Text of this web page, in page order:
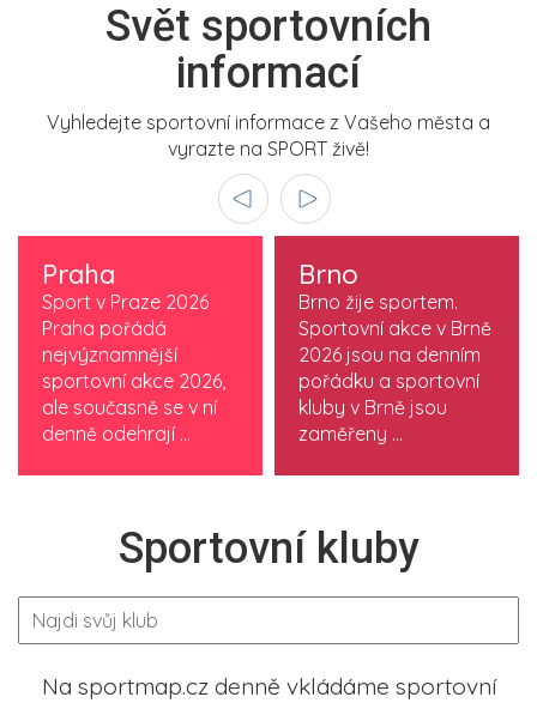
Svět sportovních
informací
Vyhledejte sportovní informace z Vašeho města a
vyrazte na SPORT živě!
Praha
Sport v Praze 2026
Praha pořádá
nejvýznamnější
sportovní akce 2026,
ale současně se v ní
denně odehrají ...
Brno
Brno žije sportem.
Sportovní akce v Brně
2026 jsou na denním
pořádku a sportovní
kluby v Brně jsou
zaměřeny ...
Sportovní kluby
Na sportmap.cz denně vkládáme sportovní